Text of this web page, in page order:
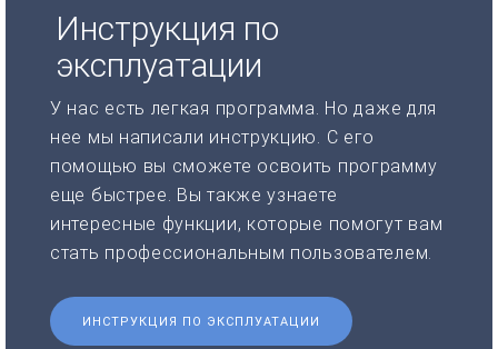
Инструкция по
эксплуатации
У нас есть легкая программа. Но даже для
нее мы написали инструкцию. С его
помощью вы сможете освоить программу
еще быстрее. Вы также узнаете
интересные функции, которые помогут вам
стать профессиональным пользователем.
ИНСТРУКЦИЯ ПО ЭКСПЛУАТАЦИИ